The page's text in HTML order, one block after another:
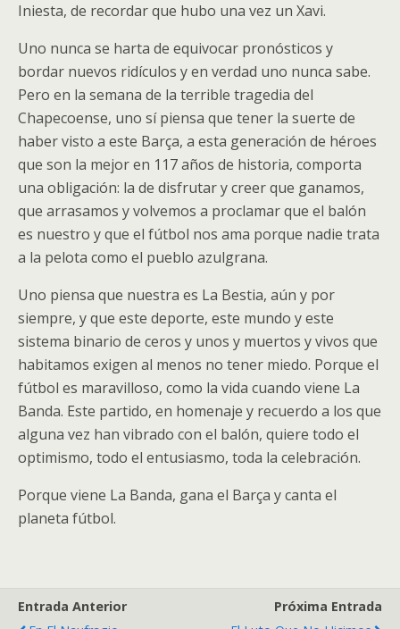
Iniesta, de recordar que hubo una vez un Xavi.
Uno nunca se harta de equivocar pronósticos y
bordar nuevos ridículos y en verdad uno nunca sabe.
Pero en la semana de la terrible tragedia del
Chapecoense, uno sí piensa que tener la suerte de
haber visto a este Barça, a esta generación de héroes
que son la mejor en 117 años de historia, comporta
una obligación: la de disfrutar y creer que ganamos,
que arrasamos y volvemos a proclamar que el balón
es nuestro y que el fútbol nos ama porque nadie trata
a la pelota como el pueblo azulgrana.
Uno piensa que nuestra es La Bestia, aún y por
siempre, y que este deporte, este mundo y este
sistema binario de ceros y unos y muertos y vivos que
habitamos exigen al menos no tener miedo. Porque el
fútbol es maravilloso, como la vida cuando viene La
Banda. Este partido, en homenaje y recuerdo a los que
alguna vez han vibrado con el balón, quiere todo el
optimismo, todo el entusiasmo, toda la celebración.
Porque viene La Banda, gana el Barça y canta el
planeta fútbol.
Entrada Anterior
Próxima Entrada